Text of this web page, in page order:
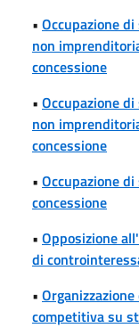
• Occupazione
non
concessione
• Occupazione
non
concessione
• Occupazione
concessione
• Opposizione
di
•
competitiva su